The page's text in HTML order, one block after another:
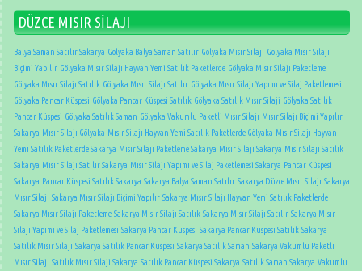
DÜZCE MISIR SİLAJI
Balya Saman Satılır Sakarya Gölyaka Balya Saman Satılır Gölyaka Mısır Silajı Gölyaka Mısır Silajı
Biçimi Yapılır Gölyaka Mısır Silajı Hayvan Yemi Satılık Paketlerde Gölyaka Mısır Silajı Paketleme
Gölyaka Mısır Silajı Satılık Gölyaka Mısır Silajı Satılır Gölyaka Mısır Silajı Yapımı ve Silaj Paketlemesi
Gölyaka Pancar Küspesi Gölyaka Pancar Küspesi Satılık Gölyaka Satılık Mısır Silaji Gölyaka Satılık
Pancar Küspesi Gölyaka Satılık Saman Gölyaka Vakumlu Paketli Mısır Silajı Mısır Silajı Biçimi Yapılır
Sakarya Mısır Silajı Gölyaka Mısır Silajı Hayvan Yemi Satılık Paketlerde Gölyaka Mısır Silajı Hayvan
Yemi Satılık Paketlerde Sakarya Mısır Silajı Paketleme Sakarya Mısır Silajı Sakarya Mısır Silajı Satılık
Sakarya Mısır Silajı Satılır Sakarya Mısır Silajı Yapımı ve Silaj Paketlemesi Sakarya Pancar Küspesi
Sakarya Pancar Küspesi Satılık Sakarya Sakarya Balya Saman Satılır Sakarya Düzce Mısır Silajı Sakarya
Mısır Silajı Sakarya Mısır Silajı Biçimi Yapılır Sakarya Mısır Silajı Hayvan Yemi Satılık Paketlerde
Sakarya Mısır Silajı Paketleme Sakarya Mısır Silajı Satılık Sakarya Mısır Silajı Satılır Sakarya Mısır
Silajı Yapımı ve Silaj Paketlemesi Sakarya Pancar Küspesi Sakarya Pancar Küspesi Satılık Sakarya
Satılık Mısır Silaji Sakarya Satılık Pancar Küspesi Sakarya Satılık Saman Sakarya Vakumlu Paketli
Mısır Silajı Satılık Mısır Silaji Sakarya Satılık Pancar Küspesi Sakarya Satılık Saman Sakarya Vakumlu